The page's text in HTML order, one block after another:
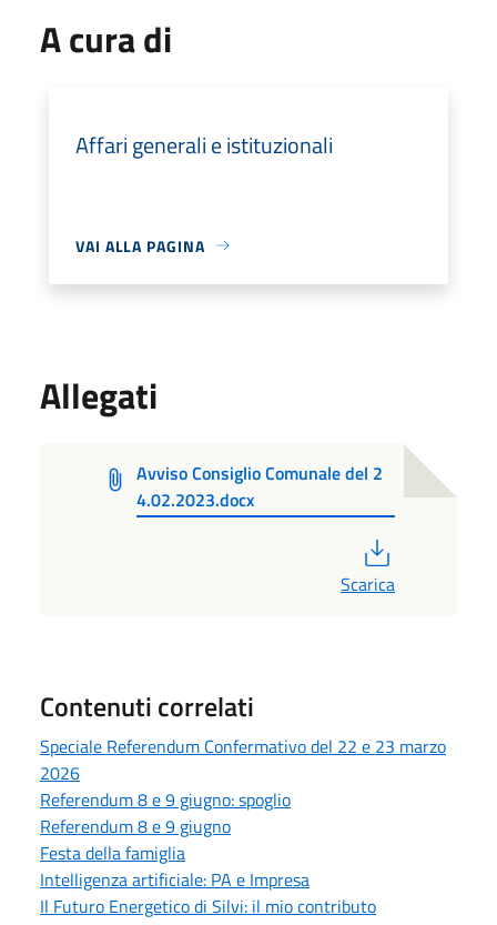
A cura di
Affari generali e istituzionali
VAI ALLA PAGINA
Allegati
Avviso Consiglio Comunale del 2
4.02.2023.docx
Scarica
Contenuti correlati
Speciale Referendum Confermativo del 22 e 23 marzo
2026
Referendum 8 e 9 giugno: spoglio
Referendum 8 e 9 giugno
Festa della famiglia
Intelligenza artificiale: PA e Impresa
Il Futuro Energetico di Silvi: il mio contributo